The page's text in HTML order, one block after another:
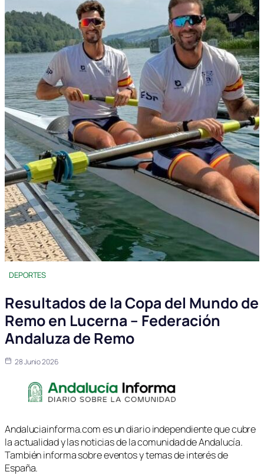
DEPORTES
Resultados de la Copa del Mundo de
Remo en Lucerna – Federación
Andaluza de Remo
28 Junio 2026
Andaluciainforma.com es un diario independiente que cubre
la actualidad y las noticias de la comunidad de Andalucía.
También informa sobre eventos y temas de interés de
España.